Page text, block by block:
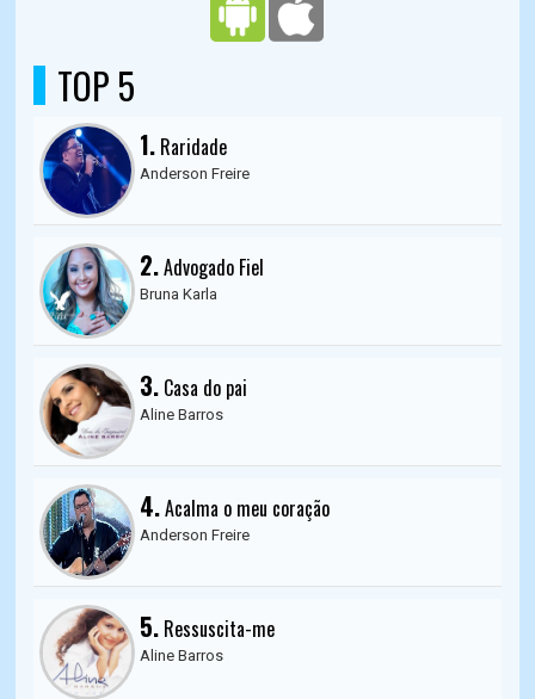
TOP 5
1. Raridade
Anderson Freire
2.Advogado Fiel
Bruna Karla
3. Casa do pai
Aline Barros
4.Acalma o meu coração
Anderson Freire
5. Ressuscita-me
Aline Barros